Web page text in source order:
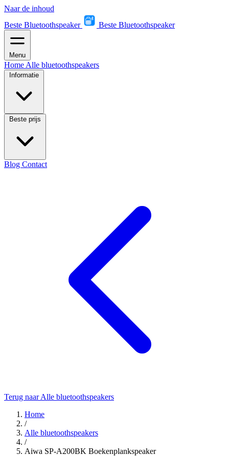
Naar de inhoud
Beste Bluetoothspeaker
Beste Bluetoothspeaker
Menu
Home Alle bluetoothspeakers
Informatie
Beste prijs
Blog Contact
Terug naar Alle bluetoothspeakers
Home
/
Alle bluetoothspeakers
/
Aiwa SP-A200BK Boekenplankspeaker